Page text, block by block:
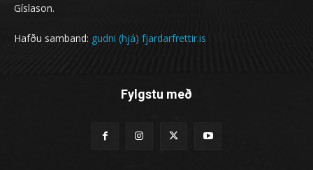
Gíslason.
Hafðu samband: gudni (hjá) fjardarfrettir.is
Fylgstu með